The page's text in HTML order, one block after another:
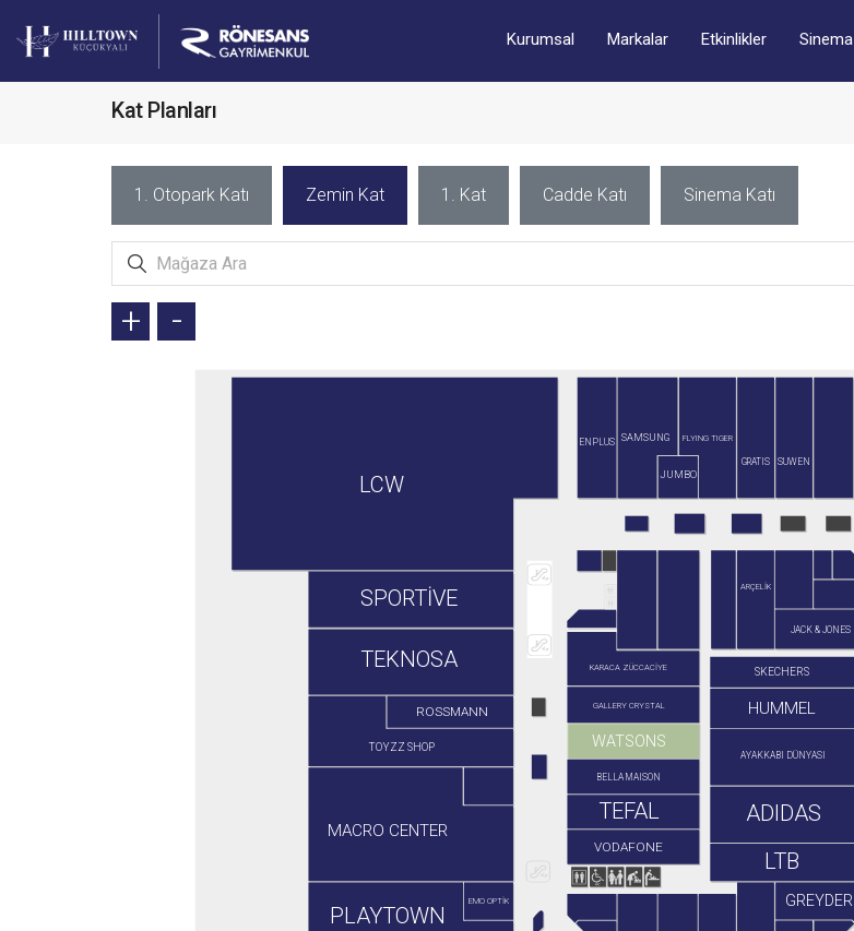
Kurumsal Markalar Etkinlikler Sinema
Kat Planları
1. Otopark Katı Zemin Kat 1. Kat Cadde Katı Sinema Katı
ADIDAS
ARÇELİK
AYAKKABI DÜNYASI
BELLA MAISON
EMO OPTİK
ENPLUS
GALLERY CRYSTAL
GRATIS
GREYDER
HUMMEL
JACK & JONES
JUMBO
KARACA ZÜCCACİYE
LCW
LTB
FLYING TIGER
MACRO CENTER
PLAYTOWN
ROSSMANN
SAMSUNG
SKECHERS
SPORTİVE
SUWEN
TEFAL
TEKNOSA
TOYZZ SHOP
VODAFONE
WATSONS
+ -